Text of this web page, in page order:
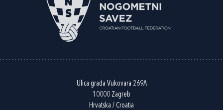
Ulica grada Vukovara 269A
10000 Zagreb
Hrvatska / Croatia